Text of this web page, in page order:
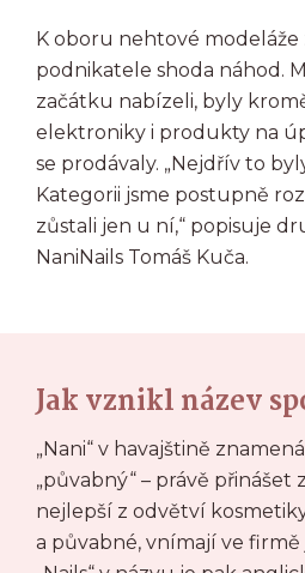
K oboru nehtové modeláže
podnikatele shoda náhod.
začátku nabízeli, byly
elektroniky i produkty na
se prodávaly. „Nejdřív to
Kategorii jsme postupně
zůstali jen u ní,“ popisuje
NaniNails Tomáš Kuča.
Jak vznikl název
„Nani“ v havajštině
„půvabný“ – právě přinášet
nejlepší z odvětví
a půvabné, vnímají ve firmě